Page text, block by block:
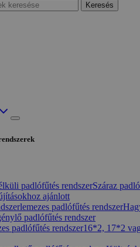
Keresés
padlófűtés rendszerSzáraz
ajánlott
padlófűtés rendszer
padlófűtés rendszer
padlófűtés rendszer16*2, 17*2